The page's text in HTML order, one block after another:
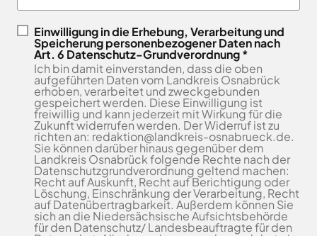
Einwilligung in die Erhebung, Verarbeitung und
Speicherung personenbezogener Daten nach
Art. 6 Datenschutz-Grundverordnung *
Ich bin damit einverstanden, dass die oben
aufgeführten Daten vom Landkreis Osnabrück
erhoben, verarbeitet und zweckgebunden
gespeichert werden. Diese Einwilligung ist
freiwillig und kann jederzeit mit Wirkung für die
Zukunft widerrufen werden. Der Widerruf ist zu
richten an: redaktion@landkreis-osnabrueck.de.
Sie können darüber hinaus gegenüber dem
Landkreis Osnabrück folgende Rechte nach der
Datenschutzgrundverordnung geltend machen:
Recht auf Auskunft, Recht auf Berichtigung oder
Löschung, Einschränkung der Verarbeitung, Recht
auf Datenübertragbarkeit. Außerdem können Sie
sich an die Niedersächsische Aufsichtsbehörde
für den Datenschutz/ Landesbeauftragte für den
Osnabrück
Landschaftsverband
Osnabrücker
Land
MaßArbeit
Naturpark
TERRA.vita
Naturschutzstiftung
Landkreises
Osnabrück
Niedersächsische
Landgesellschaft
Osnabrücker
erhalten.
Zum
Newsletter
anmelden
5010
Montag -
Mittwoch
8.00
-
16.00
Uhr
Donnerstag 8.00
-
17.30
Uhr
Freitag 8.00
-
12.00
Uhr
Zur
Website
der
Stadt
Osnabrück
.
Artland
Bad
Essen
Bad
Iburg